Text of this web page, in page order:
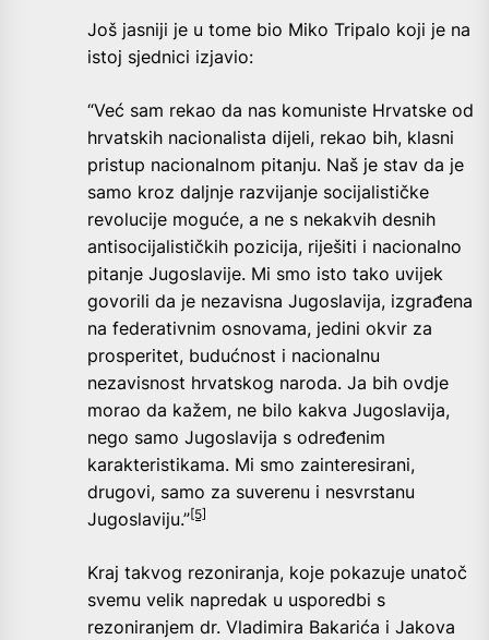
Još jasniji je u tome bio Miko Tripalo koji je na
istoj sjednici izjavio:
“Već sam rekao da nas komuniste Hrvatske od
hrvatskih nacionalista dijeli, rekao bih, klasni
pristup nacionalnom pitanju. Naš je stav da je
samo kroz daljnje razvijanje socijalističke
revolucije moguće, a ne s nekakvih desnih
antisocijalističkih pozicija, riješiti i nacionalno
pitanje Jugoslavije. Mi smo isto tako uvijek
govorili da je nezavisna Jugoslavija, izgrađena
na federativnim osnovama, jedini okvir za
prosperitet, budućnost i nacionalnu
nezavisnost hrvatskog naroda. Ja bih ovdje
morao da kažem, ne bilo kakva Jugoslavija,
nego samo Jugoslavija s određenim
karakteristikama. Mi smo zainteresirani,
drugovi, samo za suverenu i nesvrstanu
Jugoslaviju.”[5]
Kraj takvog rezoniranja, koje pokazuje unatoč
svemu velik napredak u usporedbi s
rezoniranjem dr. Vladimira Bakarića i Jakova